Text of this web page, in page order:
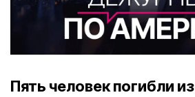
Пять человек погибли